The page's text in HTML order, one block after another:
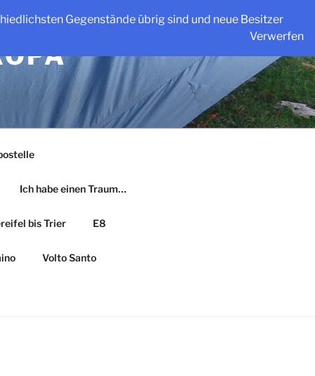
Gegenstände übrig sind und neue Besitzer
Verwerfen
Ich habe einen Traum…
bis Trier E8
Volto Santo